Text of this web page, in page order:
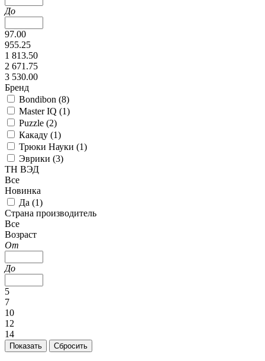
До
97.00
955.25
1 813.50
2 671.75
3 530.00
Бренд
Bondibon (8)
Master IQ (1)
Puzzle (2)
Какаду (1)
Трюки Науки (1)
Эврики (3)
ТН ВЭД
Все
Новинка
Да (1)
Страна производитель
Все
Возраст
От
До
5
7
10
12
14